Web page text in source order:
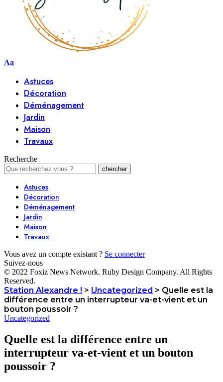
Aa
Astuces
Décoration
Déménagement
Jardin
Maison
Travaux
Recherche
Astuces
Décoration
Déménagement
Jardin
Maison
Travaux
Vous avez un compte existant ? Se connecter
Suivez-nous
© 2022 Foxiz News Network. Ruby Design Company. All Rights
Reserved.
Station Alexandre ! > Uncategorized > Quelle est la
différence entre un interrupteur va-et-vient et un
bouton poussoir ?
Uncategorized
Quelle est la différence entre un
interrupteur va-et-vient et un bouton
poussoir ?